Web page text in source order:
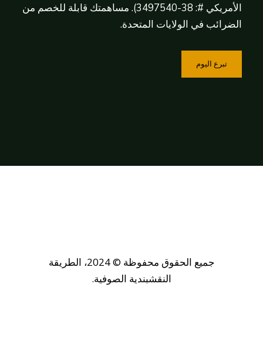
الأمريكي #: 38-3497540). مساهمتك قابلة للخصم من
الضرائب في الولايات المتحدة.
تبرع اليوم
جميع الحقوق محفوظة © 2024، الطريقة
النقشبندية الصوفية.